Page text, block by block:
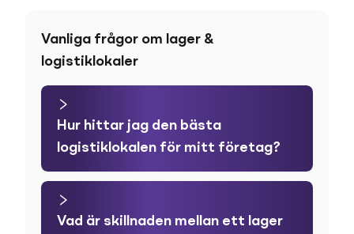
Vanliga frågor om lager &
logistiklokaler
Hur hittar jag den bästa
logistiklokalen för mitt företag?
Vad är skillnaden mellan ett lager